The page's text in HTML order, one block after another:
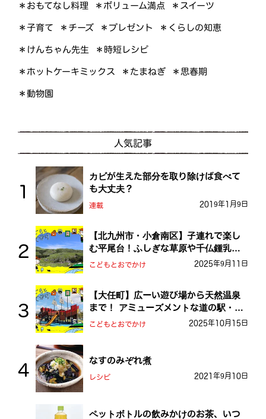
＊おもてなし料理 ＊ボリューム満点 ＊スイーツ
＊子育て ＊チーズ ＊プレゼント ＊くらしの知恵
＊けんちゃん先生 ＊時短レシピ
＊ホットケーキミックス ＊たまねぎ ＊思春期
＊動物園
人気記事
カビが生えた部分を取り除けば食べて
も大丈夫？
連載 2019年1月9日
【北九州市・小倉南区】子連れで楽し
む平尾台！ふしぎな草原や千仏鍾乳洞
を探検しよう！
こどもとおでかけ 2025年9月11日
【大任町】広ーい遊び場から天然温泉
まで！ アミューズメントな道の駅・お
おとう桜街道
こどもとおでかけ 2025年10月15日
なすのみぞれ煮
レシピ 2021年9月10日
ペットボトルの飲みかけのお茶、いつ